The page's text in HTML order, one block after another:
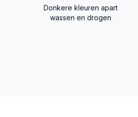
Donkere kleuren apart
wassen en drogen